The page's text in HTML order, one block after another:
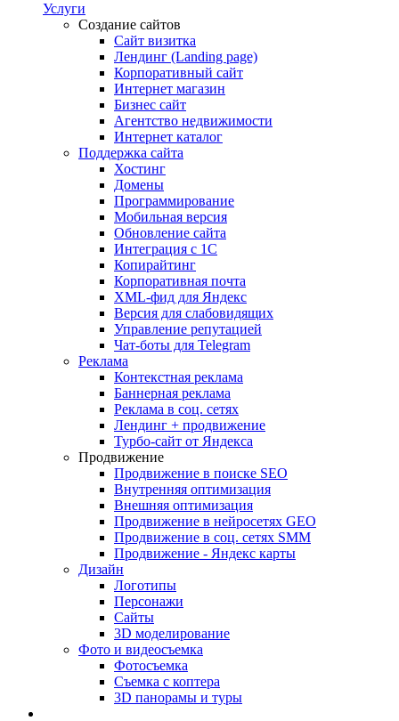
Услуги
Создание сайтов
Сайт визитка
Лендинг (Landing page)
Корпоративный сайт
Интернет магазин
Бизнес сайт
Агентство недвижимости
Интернет каталог
Поддержка сайта
Хостинг
Домены
Программирование
Мобильная версия
Обновление сайта
Интеграция с 1С
Копирайтинг
Корпоративная почта
XML-фид для Яндекс
Версия для слабовидящих
Управление репутацией
Чат-боты для Telegram
Реклама
Контекстная реклама
Баннерная реклама
Реклама в соц. сетях
Лендинг + продвижение
Турбо-сайт от Яндекса
Продвижение
Продвижение в поиске SEO
Внутренняя оптимизация
Внешняя оптимизация
Продвижение в нейросетях GEO
Продвижение в соц. сетях SMM
Продвижение - Яндекс карты
Дизайн
Логотипы
Персонажи
Сайты
3D моделирование
Фото и видеосъемка
Фотосъемка
Съемка с коптера
3D панорамы и туры